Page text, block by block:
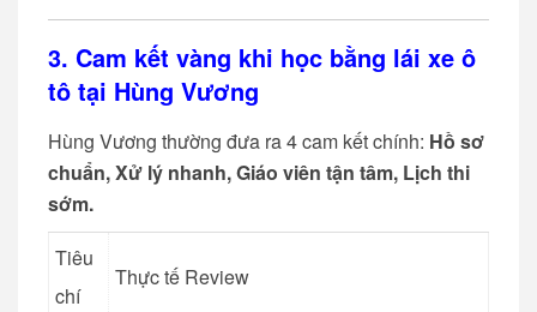
3. Cam kết vàng khi học bằng lái xe ô
tô tại Hùng Vương
Hùng Vương thường đưa ra 4 cam kết chính: Hồ sơ
chuẩn, Xử lý nhanh, Giáo viên tận tâm, Lịch thi
sớm.
Tiêu
chí
Thực tế Review